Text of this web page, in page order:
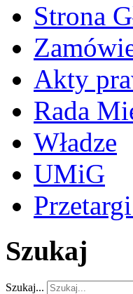
Strona
Akty
Rada
Władze
UMiG
Szukaj
Szukaj...